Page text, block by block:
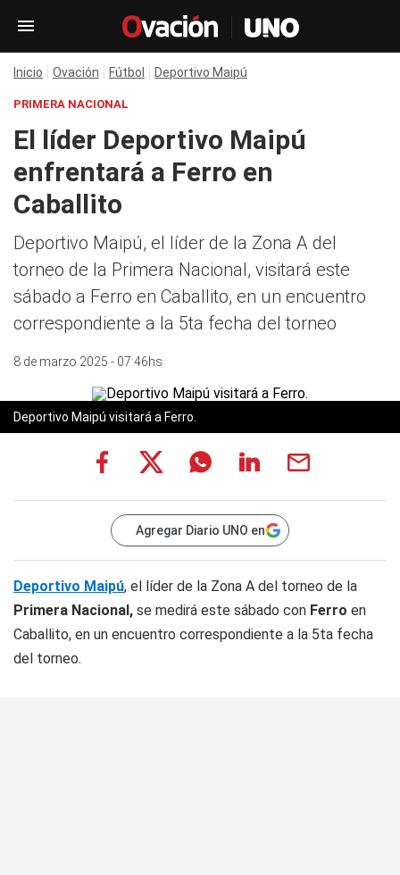
Inicio Ovación Fútbol Deportivo Maipú
PRIMERA NACIONAL
El líder Deportivo Maipú
enfrentará a Ferro en
Caballito
Deportivo Maipú, el líder de la Zona A del
torneo de la Primera Nacional, visitará este
sábado a Ferro en Caballito, en un encuentro
correspondiente a la 5ta fecha del torneo
8 de marzo 2025 - 07:46hs
Deportivo Maipú visitará a Ferro.
Agregar Diario UNO en
Deportivo Maipú, el líder de la Zona A del torneo de la
Primera Nacional, se medirá este sábado con Ferro en
Caballito, en un encuentro correspondiente a la 5ta fecha
del torneo.